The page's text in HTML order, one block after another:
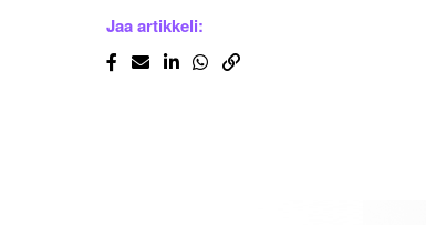
Jaa artikkeli: